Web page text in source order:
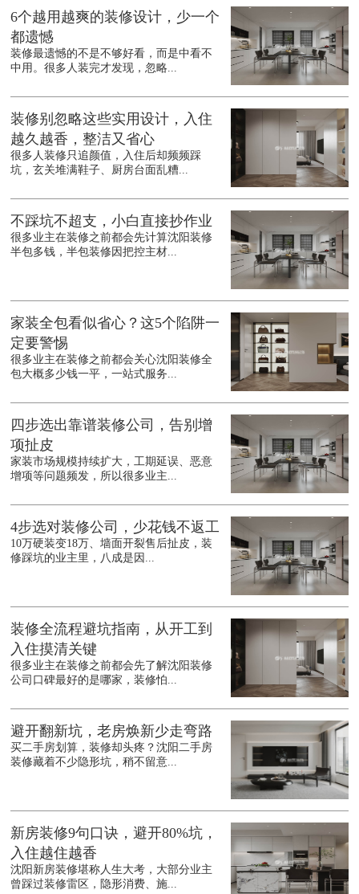
6个越用越爽的装修设计，少一个
都遗憾
装修最遗憾的不是不够好看，而是中看不
中用。很多人装完才发现，忽略...
装修别忽略这些实用设计，入住
越久越香，整洁又省心
很多人装修只追颜值，入住后却频频踩
坑，玄关堆满鞋子、厨房台面乱糟...
不踩坑不超支，小白直接抄作业
很多业主在装修之前都会先计算沈阳装修
半包多钱，半包装修因把控主材...
家装全包看似省心？这5个陷阱一
定要警惕
很多业主在装修之前都会关心沈阳装修全
包大概多少钱一平，一站式服务...
四步选出靠谱装修公司，告别增
项扯皮
家装市场规模持续扩大，工期延误、恶意
增项等问题频发，所以很多业主...
4步选对装修公司，少花钱不返工
10万硬装变18万、墙面开裂售后扯皮，装
修踩坑的业主里，八成是因...
装修全流程避坑指南，从开工到
入住摸清关键
很多业主在装修之前都会先了解沈阳装修
公司口碑最好的是哪家，装修怕...
避开翻新坑，老房焕新少走弯路
买二手房划算，装修却头疼？沈阳二手房
装修藏着不少隐形坑，稍不留意...
新房装修9句口诀，避开80%坑，
入住越住越香
沈阳新房装修堪称人生大考，大部分业主
曾踩过装修雷区，隐形消费、施...